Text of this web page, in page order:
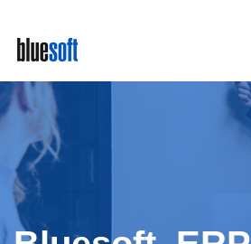
main
content